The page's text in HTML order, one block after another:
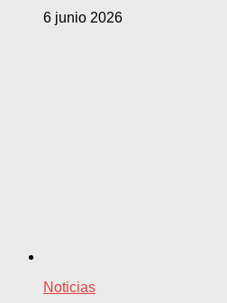
6 junio 2026
Noticias